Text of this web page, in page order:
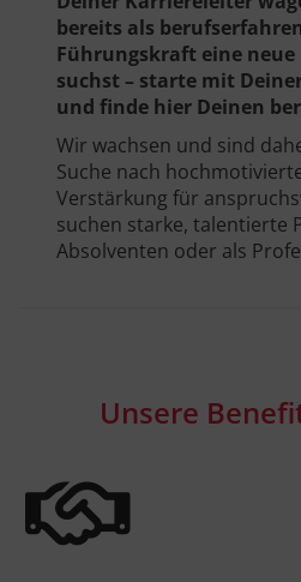
bereits als
Führungskraft eine
suchst – starte mit
und finde hier Deinen
Wir wachsen und sind
Suche nach
Verstärkung für
suchen starke, talentierte
Absolventen oder als
Unsere